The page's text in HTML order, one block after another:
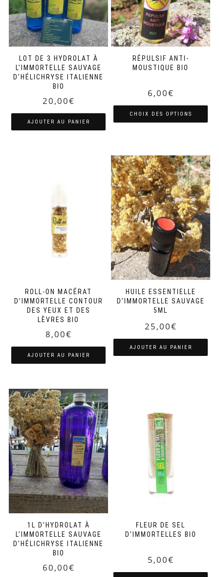
LOT DE 3 HYDROLAT À
L’IMMORTELLE SAUVAGE
D’HÉLICHRYSE ITALIENNE
BIO
20,00€
AJOUTER AU PANIER
RÉPULSIF ANTI-
MOUSTIQUE BIO
6,00€
CHOIX DES OPTIONS
plusieurs
variations.
Les
options
peuvent
être
choisies
sur
la
page
du
produit
ROLL-ON MACÉRAT
D’IMMORTELLE CONTOUR
DES YEUX ET DES
LÈVRES BIO
8,00€
AJOUTER AU PANIER
HUILE ESSENTIELLE
D’IMMORTELLE SAUVAGE
5ML
25,00€
AJOUTER AU PANIER
1L D’HYDROLAT À
L’IMMORTELLE SAUVAGE
D’HÉLICHRYSE ITALIENNE
BIO
60,00€
FLEUR DE SEL
D’IMMORTELLES BIO
5,00€